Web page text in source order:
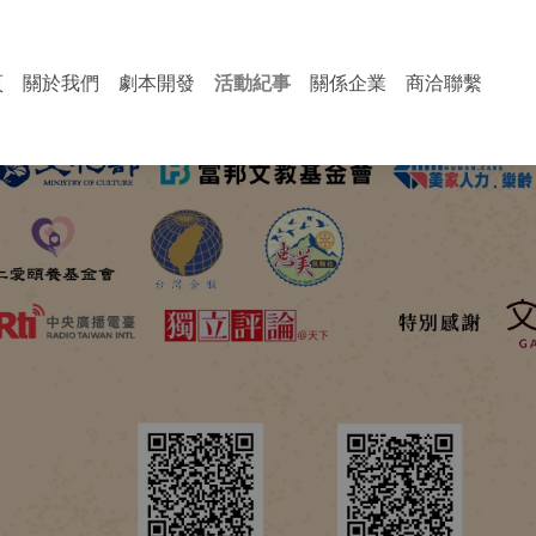
關於我們 劇本開發 活動紀事 關係企業 商洽聯繫